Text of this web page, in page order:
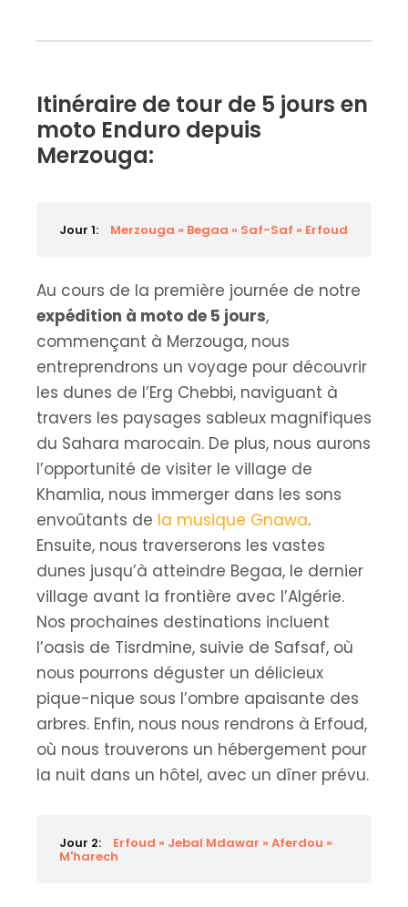
Itinéraire de tour de 5 jours en
moto Enduro depuis
Merzouga:
Jour 1: Merzouga » Begaa » Saf-Saf » Erfoud
Au cours de la première journée de notre
expédition à moto de 5 jours,
commençant à Merzouga, nous
entreprendrons un voyage pour découvrir
les dunes de l’Erg Chebbi, naviguant à
travers les paysages sableux magnifiques
du Sahara marocain. De plus, nous aurons
l’opportunité de visiter le village de
Khamlia, nous immerger dans les sons
envoûtants de la musique Gnawa.
Ensuite, nous traverserons les vastes
dunes jusqu’à atteindre Begaa, le dernier
village avant la frontière avec l’Algérie.
Nos prochaines destinations incluent
l’oasis de Tisrdmine, suivie de Safsaf, où
nous pourrons déguster un délicieux
pique-nique sous l’ombre apaisante des
arbres. Enfin, nous nous rendrons à Erfoud,
où nous trouverons un hébergement pour
la nuit dans un hôtel, avec un dîner prévu.
Jour 2: Erfoud » Jebal Mdawar » Aferdou »
M'harech